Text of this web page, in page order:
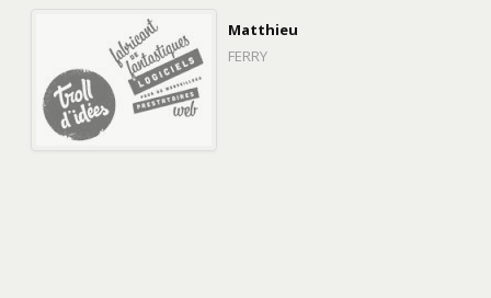
Matthieu
FERRY